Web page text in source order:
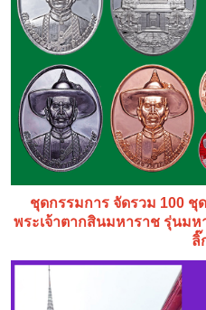
ชุดกรรมการ จัดรวม 100 ชุ
พระเจ้าตากสินมหาราช รุ่นม
ลิ๊